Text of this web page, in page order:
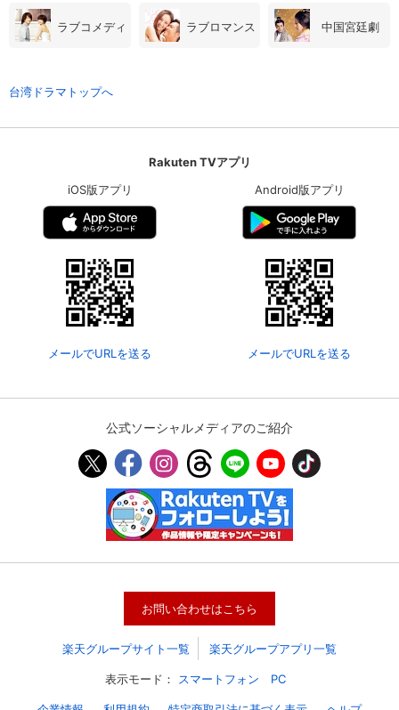
会員設定 会員情報 閉じる
ジットカード情報の変更が可能です。
決済方法変更 決済方法の変更が可能です。
ラブコメディ ラブロマンス 中国宮廷劇
台湾ドラマトップへ
Rakuten TVアプリ
iOS版アプリ
メールでURLを送る
Android版アプリ
メールでURLを送る
公式ソーシャルメディアのご紹介
お問い合わせはこちら
楽天グループサイト一覧 楽天グループアプリ一覧
表示モード： スマートフォン PC